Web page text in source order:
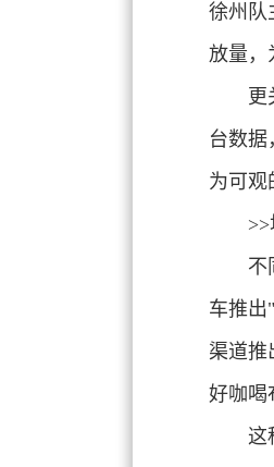
徐州队
放量，
更
台数据
为可观
不
车推出
渠道推
好咖喝
这